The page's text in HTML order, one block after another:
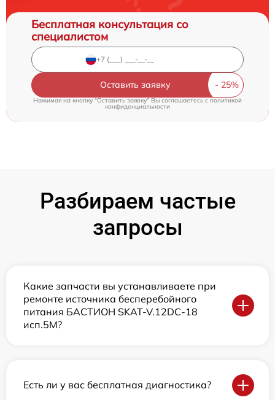
Бесплатная консультация со
специалистом
Оставить заявку
Нажимая на кнопку "Оставить заявку" Вы соглашаетесь cполитикой
конфиденциальности
Разбираем частые
запросы
Какие запчасти вы устанавливаете при
ремонте источника бесперебойного
питания БАСТИОН SKAT-V.12DC-18
исп.5М?
Есть ли у вас бесплатная диагностика?